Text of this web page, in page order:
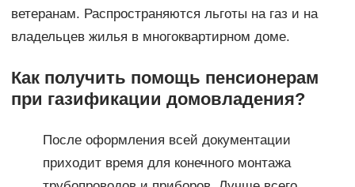
ветеранам. Распространяются льготы на газ и на
владельцев жилья в многоквартирном доме.
Как получить помощь пенсионерам
при газификации домовладения?
После оформления всей документации
приходит время для конечного монтажа